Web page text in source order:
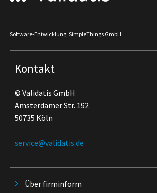
Software-Entwicklung: SimpleThings GmbH
Kontakt
© Validatis GmbH
Amsterdamer Str. 192
50735 Köln
service@validatis.de
Über firminform